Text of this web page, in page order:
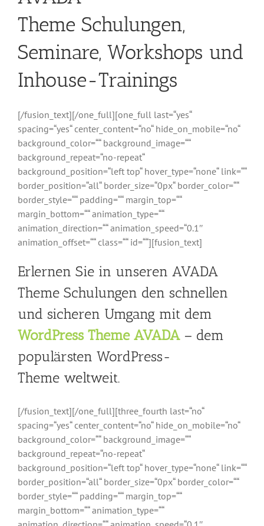
Theme Schulungen,
Seminare, Workshops und
Inhouse-Trainings
[/fusion_text][/one_full][one_full last=“yes“
spacing=“yes“ center_content=“no“ hide_on_mobile=“no“
background_color=““ background_image=““
background_repeat=“no-repeat“
background_position=“left top“ hover_type=“none“ link=““
border_position=“all“ border_size=“0px“ border_color=““
border_style=““ padding=““ margin_top=““
margin_bottom=““ animation_type=““
animation_direction=““ animation_speed=“0.1″
animation_offset=““ class=““ id=““][fusion_text]
Erlernen Sie in unseren AVADA
Theme Schulungen den schnellen
und sicheren Umgang mit dem
WordPress Theme AVADA– dem
populärsten WordPress-
Theme weltweit.
[/fusion_text][/one_full][three_fourth last=“no“
spacing=“yes“ center_content=“no“ hide_on_mobile=“no“
background_color=““ background_image=““
background_repeat=“no-repeat“
background_position=“left top“ hover_type=“none“ link=““
border_position=“all“ border_size=“0px“ border_color=““
border_style=““ padding=““ margin_top=““
margin_bottom=““ animation_type=““